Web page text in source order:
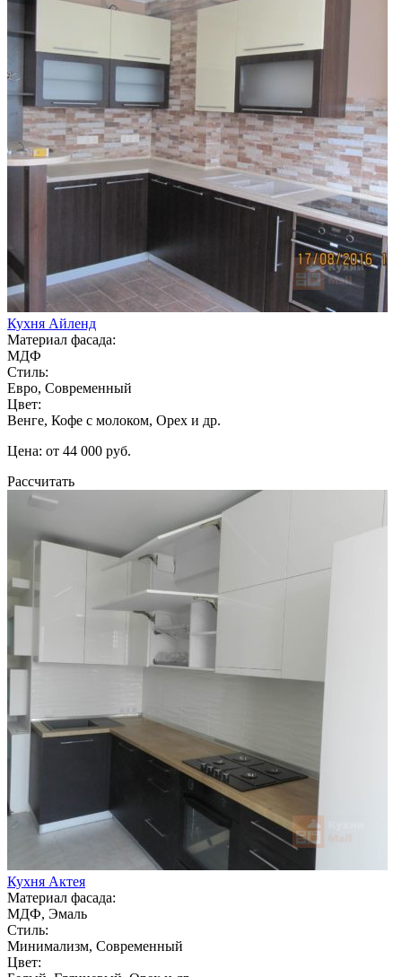
Кухня Айленд
Материал фасада:
МДФ
Стиль:
Евро, Современный
Цвет:
Венге, Кофе с молоком, Орех и др.
Цена: от 44 000 руб.
Рассчитать
Кухня Актея
Материал фасада:
МДФ, Эмаль
Стиль:
Минимализм, Современный
Цвет: